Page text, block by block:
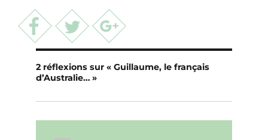
2 réflexions sur « Guillaume, le français
d’Australie… »